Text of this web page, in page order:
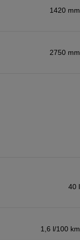
1420 mm
2750 mm
40 l
1,6 l/100 km